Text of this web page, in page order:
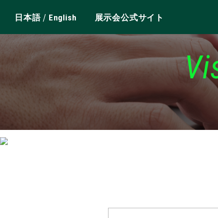
日本語/ English 展示会公式サイト